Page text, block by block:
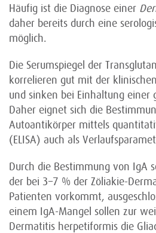
Häufig ist die Diagnose einer
daher bereits durch eine
möglich.
Die Serumspiegel der
korrelieren gut mit der
und sinken bei Einhaltung einer
Daher eignet sich die
Autoantikörper mittels
(ELISA) auch als
Durch die Bestimmung von IgA
der bei 3–7 % der Zöliakie-
Patienten vorkommt,
einem IgA-Mangel sollen zur
Dermatitis herpetiformis die